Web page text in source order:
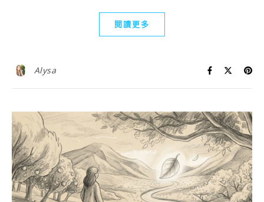
閱讀更多
Alysa